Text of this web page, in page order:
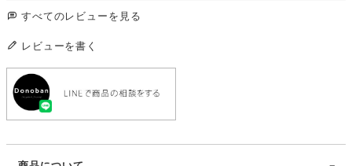
すべてのレビューを見る
レビューを書く